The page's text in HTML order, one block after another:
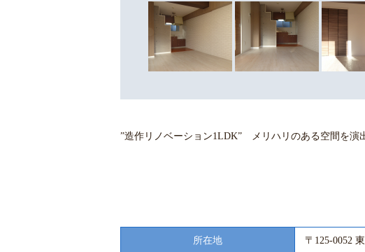
”造作リノベーション1LDK” メリハリのある空間を演
所在地 〒125-0052